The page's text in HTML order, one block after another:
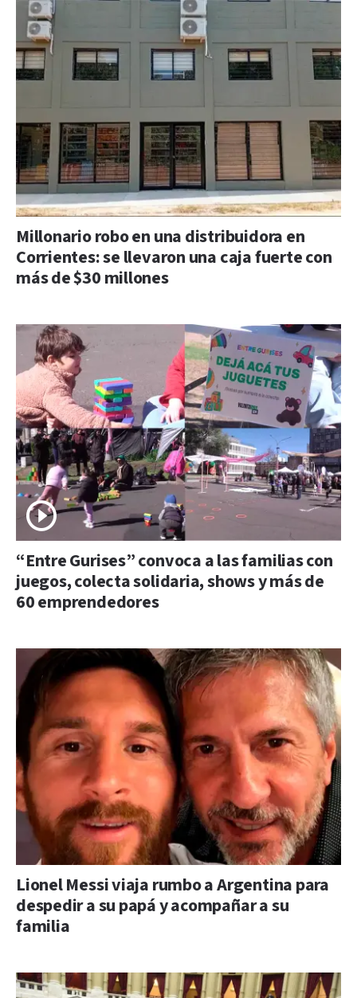
Millonario robo en una distribuidora en
Corrientes: se llevaron una caja fuerte con
más de $30 millones
“Entre Gurises” convoca a las familias con
juegos, colecta solidaria, shows y más de
60 emprendedores
Lionel Messi viaja rumbo a Argentina para
despedir a su papá y acompañar a su
familia